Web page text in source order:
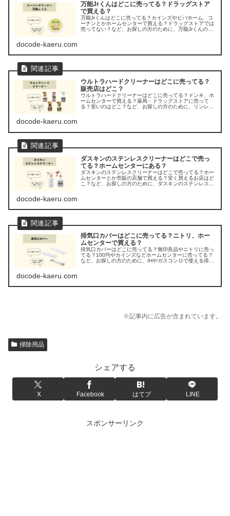
万能Jrくんはどこに売ってる？ドラッグストア
で買える？
万能Jrくんはどこに売ってる？カインズやビバホーム、コ
ーナンとかホームセンターで買える？ドラッグストアでは
売ってない？など、お探しの方のために、万能Jrくんの販
docode-kaeru.com
ウルトラハードクリーナーはどこに売ってる？
販売店はどこ？
ウルトラハードクリーナーはどこに売ってる？ドンキ、ホ
ームセンターで買える？薬局・ドラッグストアに売って
る？安いのはどこ？など、お探しの方のために、リンレイ
docode-kaeru.com
ダスキンのステンレスクリーナーはどこで売っ
てる？ホームセンターにある？
ダスキンのステンレスクリーナーはどこで売ってる？ホー
ムセンターとか市販の店舗で買える？安く買えるお店はど
こ？など、お探しの方のために、ダスキンのステンレスク
docode-kaeru.com
排気口カバーはどこに売ってる？ニトリ、ホー
ムセンターで買える？
排気口カバーはどこに売ってる？無印良品やニトリに売っ
てる？100均やカインズなどホームセンターに売ってる？
など、お探しの方のために、IHやガスコンロで使える排気
docode-kaeru.com
※記事内に広告が含まれています。
掃除用品
シェアする
X Facebook はてブ LINE
スポンサーリンク